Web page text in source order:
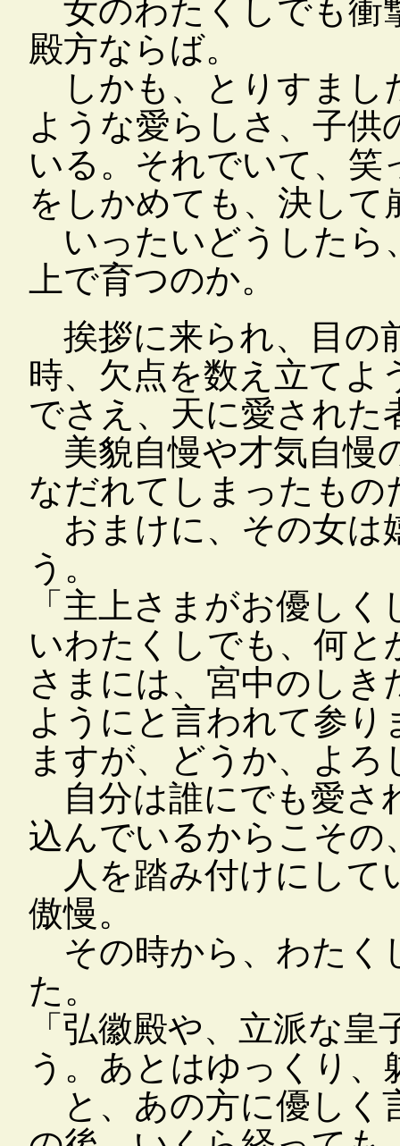
女のわたくしでも衝
殿方ならば。
しかも、とりすまし
ような愛らしさ、子
いる。それでいて、
をしかめても、決して
いったいどうしたら
上で育つのか。
挨拶に来られ、目の
時、欠点を数え立てよ
でさえ、天に愛された
美貌自慢や才気自慢
なだれてしまったもの
おまけに、その女は
う。
「主上さまがお優し
いわたくしでも、何
さまには、宮中のし
ようにと言われて参
ますが、どうか、よ
自分は誰にでも愛さ
込んでいるからこその
人を踏み付けにして
傲慢。
その時から、わたく
た。
「弘徽殿や、立派な
う。あとはゆっくり
と、あの方に優しく